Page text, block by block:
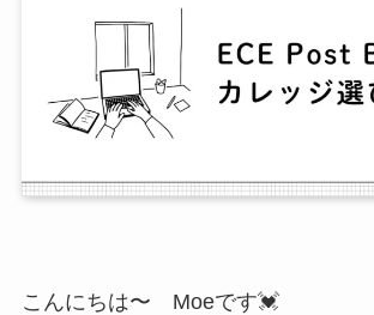
こんにちは〜 Moeです💓